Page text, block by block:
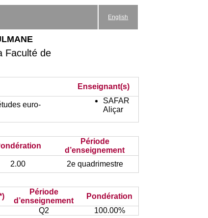
English
Faculté de
Enseignant(s)
euro-
SAFAR
Aliçar
Période
d’enseignement
2.00 2e quadrimestre
Période
d’enseignement
Pondération
Q2 100.00%